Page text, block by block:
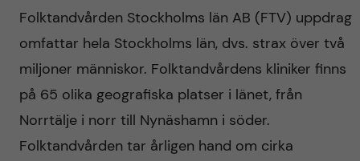
Folktandvården Stockholms län AB (FTV) uppdrag
omfattar hela Stockholms län, dvs. strax över två
miljoner människor. Folktandvårdens kliniker finns
på 65 olika geografiska platser i länet, från
Norrtälje i norr till Nynäshamn i söder.
Folktandvården tar årligen hand om cirka